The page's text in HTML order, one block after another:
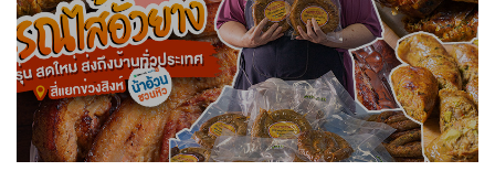
อาหาร
ที่
เข้า
ชม
มาก